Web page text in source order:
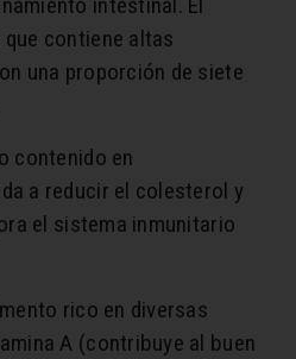
intestinal. El
contiene altas
una proporción de siete
contenido en
a reducir el colesterol y
el sistema inmunitario
rico en diversas
A (contribuye al buen